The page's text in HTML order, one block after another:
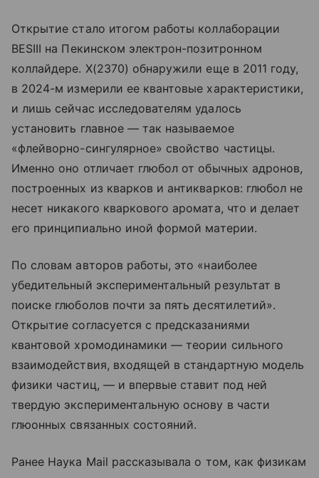
Открытие стало итогом работы коллаборации
BESIII на Пекинском электрон-позитронном
коллайдере. X(2370) обнаружили еще в 2011 году,
в 2024-м измерили ее квантовые характеристики,
и лишь сейчас исследователям удалось
установить главное — так называемое
«флейворно-сингулярное» свойство частицы.
Именно оно отличает глюбол от обычных адронов,
построенных из кварков и антикварков: глюбол не
несет никакого кварковогo аромата, что и делает
его принципиально иной формой материи.
По словам авторов работы, это «наиболее
убедительный экспериментальный результат в
поиске глюболов почти за пять десятилетий».
Открытие согласуется с предсказаниями
квантовой хромодинамики — теории сильного
взаимодействия, входящей в стандартную модель
физики частиц, — и впервые ставит под ней
твердую экспериментальную основу в части
глюонных связанных состояний.
Ранее Наука Mail рассказывала о том, как физикам